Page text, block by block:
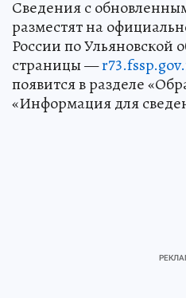
Сведения с
разместят на
России по Ульяновской
страницы —
появится в разделе
«Информация для